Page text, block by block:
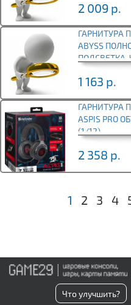
2 009 р.
ГАРНИТУРА
ABYSS
ПОДСВЕТКА,
1 163 р.
ГАРНИТУРА
ASPIS PRO
(1/12)
2 358 р.
1 2 3 4
Что улучшить?